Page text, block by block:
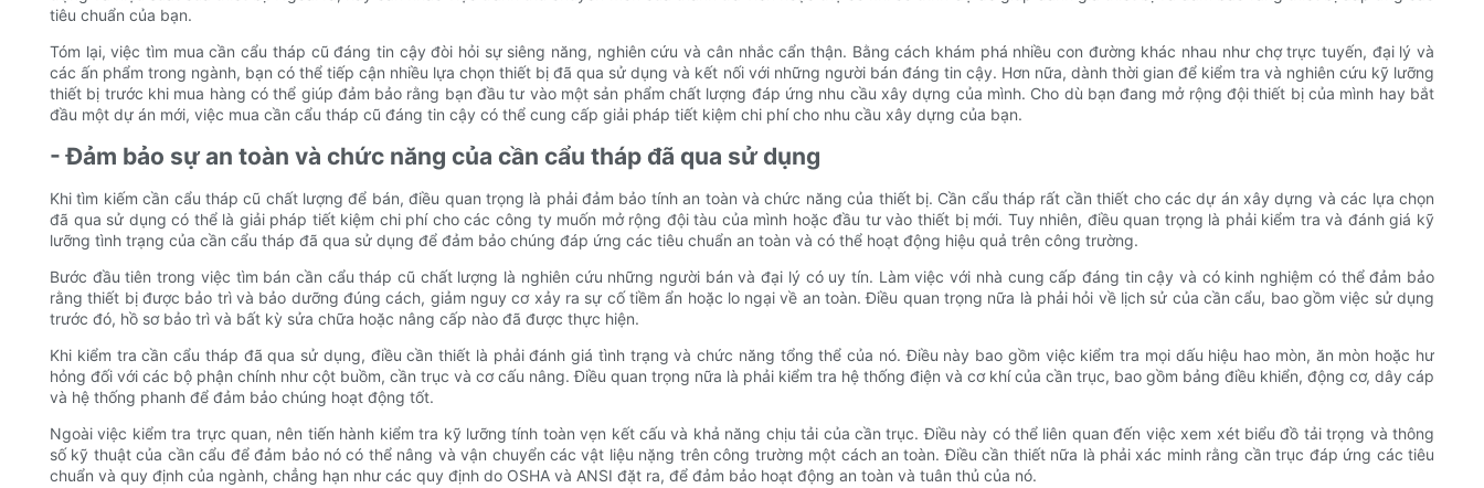
tiêu chuẩn của bạn.
Tóm lại, việc tìm mua cần cẩu tháp cũ đáng tin cậy đòi hỏi sự siêng năng, nghiên cứu và cân nhắc cẩn thận. Bằng cách khám phá nhiều con đường khác nhau như chợ trực tuyến, đại lý và
các ấn phẩm trong ngành, bạn có thể tiếp cận nhiều lựa chọn thiết bị đã qua sử dụng và kết nối với những người bán đáng tin cậy. Hơn nữa, dành thời gian để kiểm tra và nghiên cứu kỹ lưỡng
thiết bị trước khi mua hàng có thể giúp đảm bảo rằng bạn đầu tư vào một sản phẩm chất lượng đáp ứng nhu cầu xây dựng của mình. Cho dù bạn đang mở rộng đội thiết bị của mình hay bắt
đầu một dự án mới, việc mua cần cẩu tháp cũ đáng tin cậy có thể cung cấp giải pháp tiết kiệm chi phí cho nhu cầu xây dựng của bạn.
- Đảm bảo sự an toàn và chức năng của cần cẩu tháp đã qua sử dụng
Khi tìm kiếm cần cẩu tháp cũ chất lượng để bán, điều quan trọng là phải đảm bảo tính an toàn và chức năng của thiết bị. Cần cẩu tháp rất cần thiết cho các dự án xây dựng và các lựa chọn
đã qua sử dụng có thể là giải pháp tiết kiệm chi phí cho các công ty muốn mở rộng đội tàu của mình hoặc đầu tư vào thiết bị mới. Tuy nhiên, điều quan trọng là phải kiểm tra và đánh giá kỹ
lưỡng tình trạng của cần cẩu tháp đã qua sử dụng để đảm bảo chúng đáp ứng các tiêu chuẩn an toàn và có thể hoạt động hiệu quả trên công trường.
Bước đầu tiên trong việc tìm bán cần cẩu tháp cũ chất lượng là nghiên cứu những người bán và đại lý có uy tín. Làm việc với nhà cung cấp đáng tin cậy và có kinh nghiệm có thể đảm bảo
rằng thiết bị được bảo trì và bảo dưỡng đúng cách, giảm nguy cơ xảy ra sự cố tiềm ẩn hoặc lo ngại về an toàn. Điều quan trọng nữa là phải hỏi về lịch sử của cần cẩu, bao gồm việc sử dụng
trước đó, hồ sơ bảo trì và bất kỳ sửa chữa hoặc nâng cấp nào đã được thực hiện.
Khi kiểm tra cần cẩu tháp đã qua sử dụng, điều cần thiết là phải đánh giá tình trạng và chức năng tổng thể của nó. Điều này bao gồm việc kiểm tra mọi dấu hiệu hao mòn, ăn mòn hoặc hư
hỏng đối với các bộ phận chính như cột buồm, cần trục và cơ cấu nâng. Điều quan trọng nữa là phải kiểm tra hệ thống điện và cơ khí của cần trục, bao gồm bảng điều khiển, động cơ, dây cáp
và hệ thống phanh để đảm bảo chúng hoạt động tốt.
Ngoài việc kiểm tra trực quan, nên tiến hành kiểm tra kỹ lưỡng tính toàn vẹn kết cấu và khả năng chịu tải của cần trục. Điều này có thể liên quan đến việc xem xét biểu đồ tải trọng và thông
số kỹ thuật của cần cẩu để đảm bảo nó có thể nâng và vận chuyển các vật liệu nặng trên công trường một cách an toàn. Điều cần thiết nữa là phải xác minh rằng cần trục đáp ứng các tiêu
chuẩn và quy định của ngành, chẳng hạn như các quy định do OSHA và ANSI đặt ra, để đảm bảo hoạt động an toàn và tuân thủ của nó.